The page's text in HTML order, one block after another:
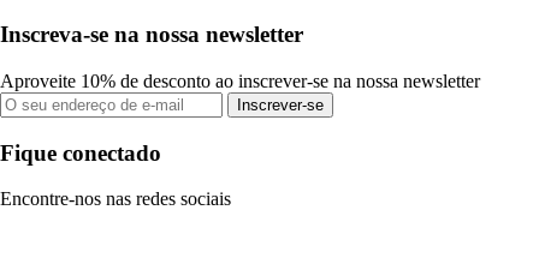
Inscreva-se na nossa newsletter
Aproveite 10% de desconto ao inscrever-se na nossa newsletter
Inscrever-se
Fique conectado
Encontre-nos nas redes sociais